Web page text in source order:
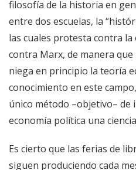
filosofía de la historia en
entre dos escuelas, la
las cuales protesta contra
contra Marx, de manera
niega en principio la teoría
conocimiento en este
único método –objetivo– de
economía política una
Es cierto que las ferias de
siguen produciendo cada